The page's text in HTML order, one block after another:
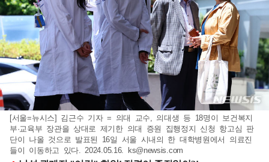
[서울=뉴시스] 김근수 기자 = 의대 교수, 의대생 등 18명이 보건복지
부·교육부 장관을 상대로 제기한 의대 증원 집행정지 신청 항고심 판
단이 나올 것으로 발표된 16일 서울 시내의 한 대학병원에서 의료진
들이 이동하고 있다. 2024.05.16.
ks@newsis.com